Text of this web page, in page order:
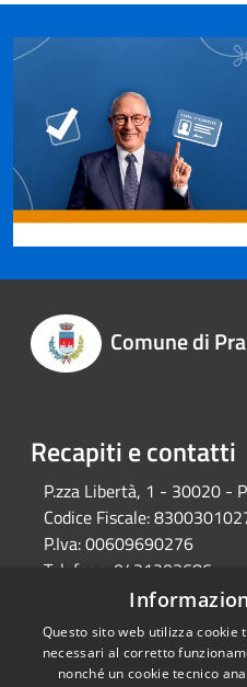
Comune di
Recapiti e contatti
P.zza Libertà, 1 - 30020 -
Codice Fiscale:
P.Iva:00609690276
Telefono: 0421203686
Pec:
Questo sito web utilizza
necessari al corretto
nonché un cookie tecnico